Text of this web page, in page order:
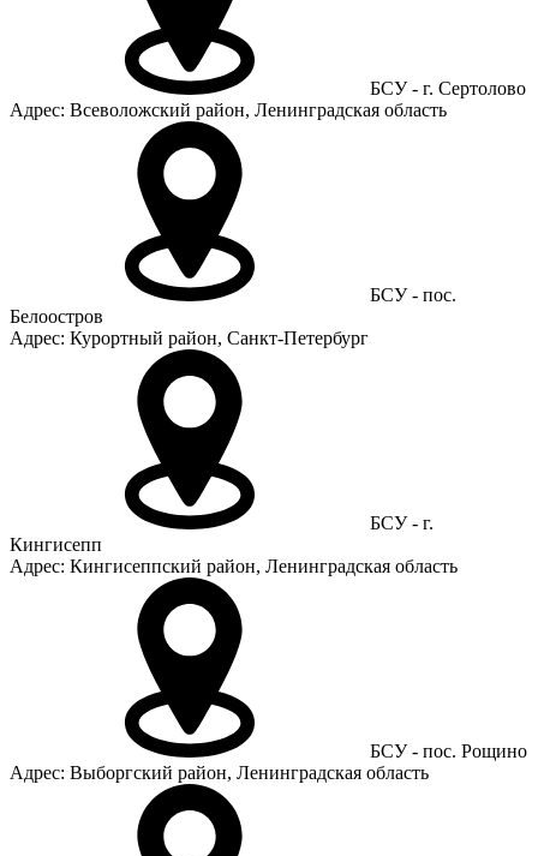
БСУ - г. Сертолово
Адрес: Всеволожский район, Ленинградская область
БСУ - пос.
Белоостров
Адрес: Курортный район, Санкт-Петербург
БСУ - г.
Кингисепп
Адрес: Кингисеппский район, Ленинградская область
БСУ - пос. Рощино
Адрес: Выборгский район, Ленинградская область